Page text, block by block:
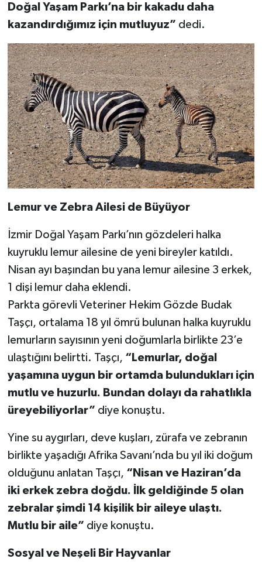
Doğal Yaşam Parkı’na bir kakadu daha
kazandırdığımız için mutluyuz” dedi.
Lemur ve Zebra Ailesi de Büyüyor
İzmir Doğal Yaşam Parkı’nın gözdeleri halka
kuyruklu lemur ailesine de yeni bireyler katıldı.
Nisan ayı başından bu yana lemur ailesine 3 erkek,
1 dişi lemur daha eklendi.
Parkta görevli Veteriner Hekim Gözde Budak
Taşçı, ortalama 18 yıl ömrü bulunan halka kuyruklu
lemurların sayısının yeni doğumlarla birlikte 23’e
ulaştığını belirtti. Taşçı, “Lemurlar, doğal
yaşamına uygun bir ortamda bulundukları için
mutlu ve huzurlu. Bundan dolayı da rahatlıkla
üreyebiliyorlar” diye konuştu.
Yine su aygırları, deve kuşları, zürafa ve zebranın
birlikte yaşadığı Afrika Savanı’nda bu yıl iki doğum
olduğunu anlatan Taşçı, “Nisan ve Haziran’da
iki erkek zebra doğdu. İlk geldiğinde 5 olan
zebralar şimdi 14 kişilik bir aileye ulaştı.
Mutlu bir aile” diye konuştu.
Sosyal ve Neşeli Bir Hayvanlar